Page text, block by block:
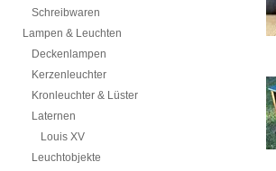
Schreibwaren
Lampen & Leuchten
Deckenlampen
Kerzenleuchter
Kronleuchter & Lüster
Laternen
Louis XV
Leuchtobjekte